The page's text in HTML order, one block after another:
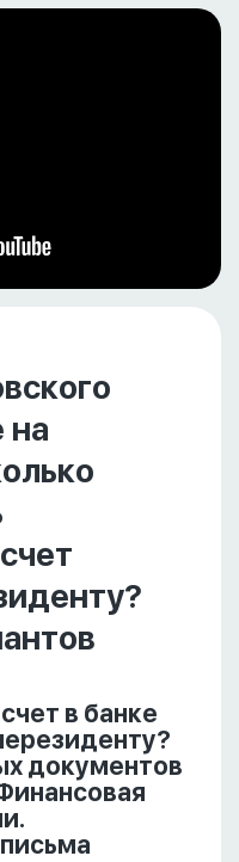
на
в банке
документов